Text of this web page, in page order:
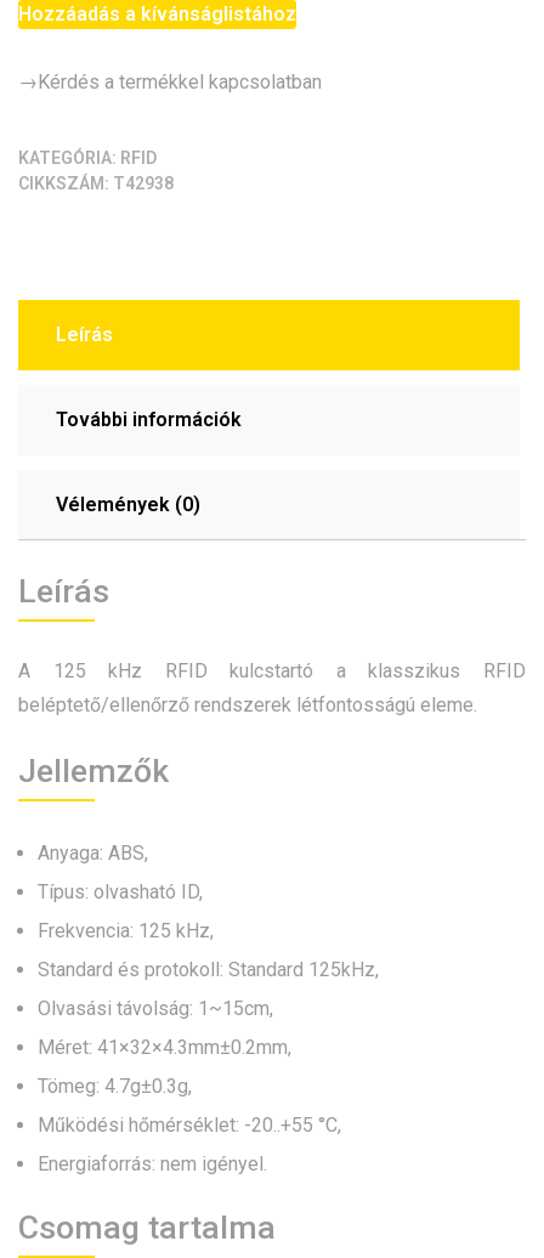
RFID
(fix
mennyiség
Hozzáadás a kívánságlistához
→Kérdés a termékkel kapcsolatban
KATEGÓRIA: RFID
CIKKSZÁM: T42938
Leírás
További információk
Vélemények (0)
Leírás
A 125 kHz RFID kulcstartó a klasszikus RFID
beléptető/ellenőrző rendszerek létfontosságú eleme.
Jellemzők
Anyaga: ABS,
Típus: olvasható ID,
Frekvencia: 125 kHz,
Standard és protokoll: Standard 125kHz,
Olvasási távolság: 1~15cm,
Méret: 41×32×4.3mm±0.2mm,
Tömeg: 4.7g±0.3g,
Működési hőmérséklet: -20..+55 °C,
Energiaforrás: nem igényel.
Csomag tartalma